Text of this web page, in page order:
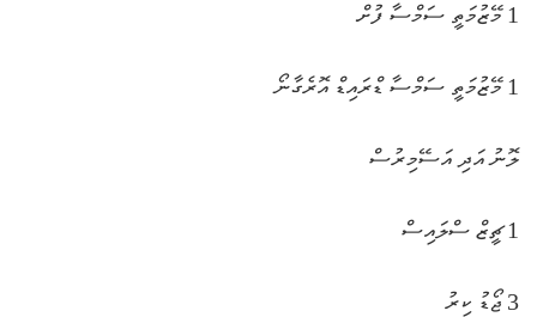
1 މޭޒުމަތީ ސަމްސާ ފުށް
1 މޭޒުމަތީ ސަމްސާ ޑްރައިޑް އޮރެގާނޯ
ލޮނު އަދި އަސޭމިރުސް
1 ޗީޒް ސްލައިސް
3 ޖޯޑު ކިރު